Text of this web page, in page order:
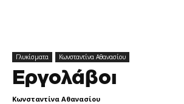
Γλυκίσματα Κωνσταντίνα Αθανασίου
Εργολάβοι
Κωνσταντίνα Αθανασίου